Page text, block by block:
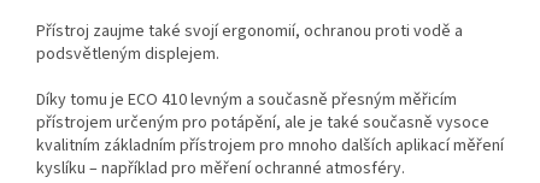
Přístroj zaujme také svojí ergonomií, ochranou proti vodě a
podsvětleným displejem.
Díky tomu je ECO 410 levným a současně přesným měřicím
přístrojem určeným pro potápění, ale je také současně vysoce
kvalitním základním přístrojem pro mnoho dalších aplikací měření
kyslíku – například pro měření ochranné atmosféry.